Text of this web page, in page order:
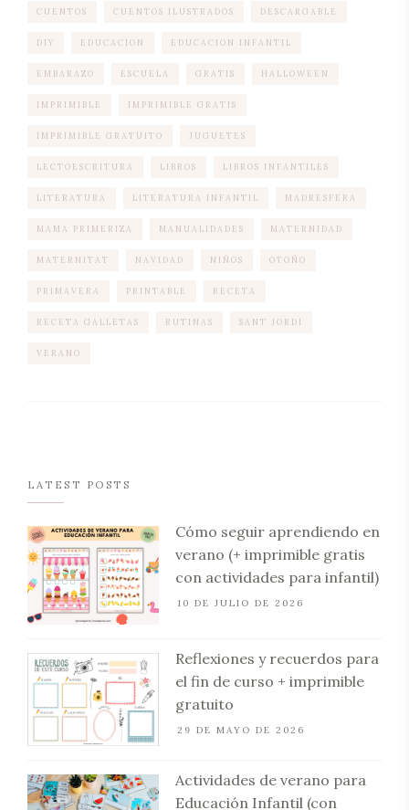
CUENTOS CUENTOS ILUSTRADOS DESCARGABLE
DIY EDUCACION EDUCACION INFANTIL
EMBARAZO ESCUELA GRATIS HALLOWEEN
IMPRIMIBLE IMPRIMIBLE GRATIS
IMPRIMIBLE GRATUITO JUGUETES
LECTOESCRITURA LIBROS LIBROS INFANTILES
LITERATURA LITERATURA INFANTIL MADRESFERA
MAMA PRIMERIZA MANUALIDADES MATERNIDAD
MATERNITAT NAVIDAD NIÑOS OTOÑO
PRIMAVERA PRINTABLE RECETA
RECETA GALLETAS RUTINAS SANT JORDI
VERANO
LATEST POSTS
Cómo seguir aprendiendo en
verano (+ imprimible gratis
con actividades para infantil)
10 DE JULIO DE 2026
Reflexiones y recuerdos para
el fin de curso + imprimible
gratuito
29 DE MAYO DE 2026
Actividades de verano para
Educación Infantil (con